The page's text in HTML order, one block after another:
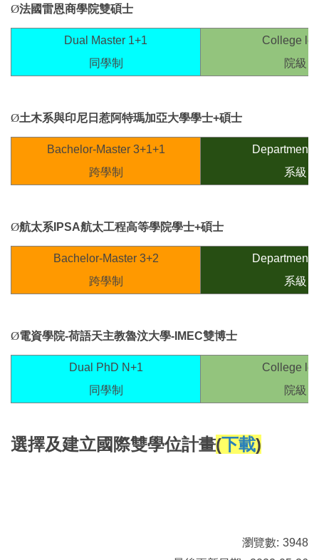
Ø法國雷恩商學院雙碩士
Dual Master 1+1
同學制
College
院級
Ø土木系與印尼日惹阿特瑪加亞大學學士+碩士
Bachelor-Master 3+1+1
跨學制
Department
系級
Ø航太系IPSA航太工程高等學院學士+碩士
Bachelor-Master 3+2
跨學制
Department
系級
Ø電資學院-荷語天主教魯汶大學-IMEC雙博士
Dual PhD N+1
同學制
College
院級
選擇及建立國際雙學位計畫(下載)
瀏覽數: 3948